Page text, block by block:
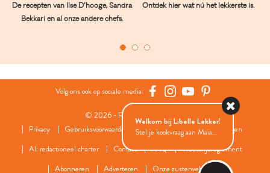
De recepten van Ilse D’hooge, Sandra
Bekkari en al onze andere chefs.
Ontdek hier wat nú het lekkerste is.
Volg ons ook op sociale media:
© 2026 - Roularta Media Group
Privacy
Gebruiksvoorwaarden Cookies
Cookies instellingen
AI: redactioneel charter
Contact FAQ
Wedstrijdreglement
Abonneren
Adverteren Onze zusterwebsites
Welkom bij Libelle Lekker!
Stel je kookvraag aan Maia...